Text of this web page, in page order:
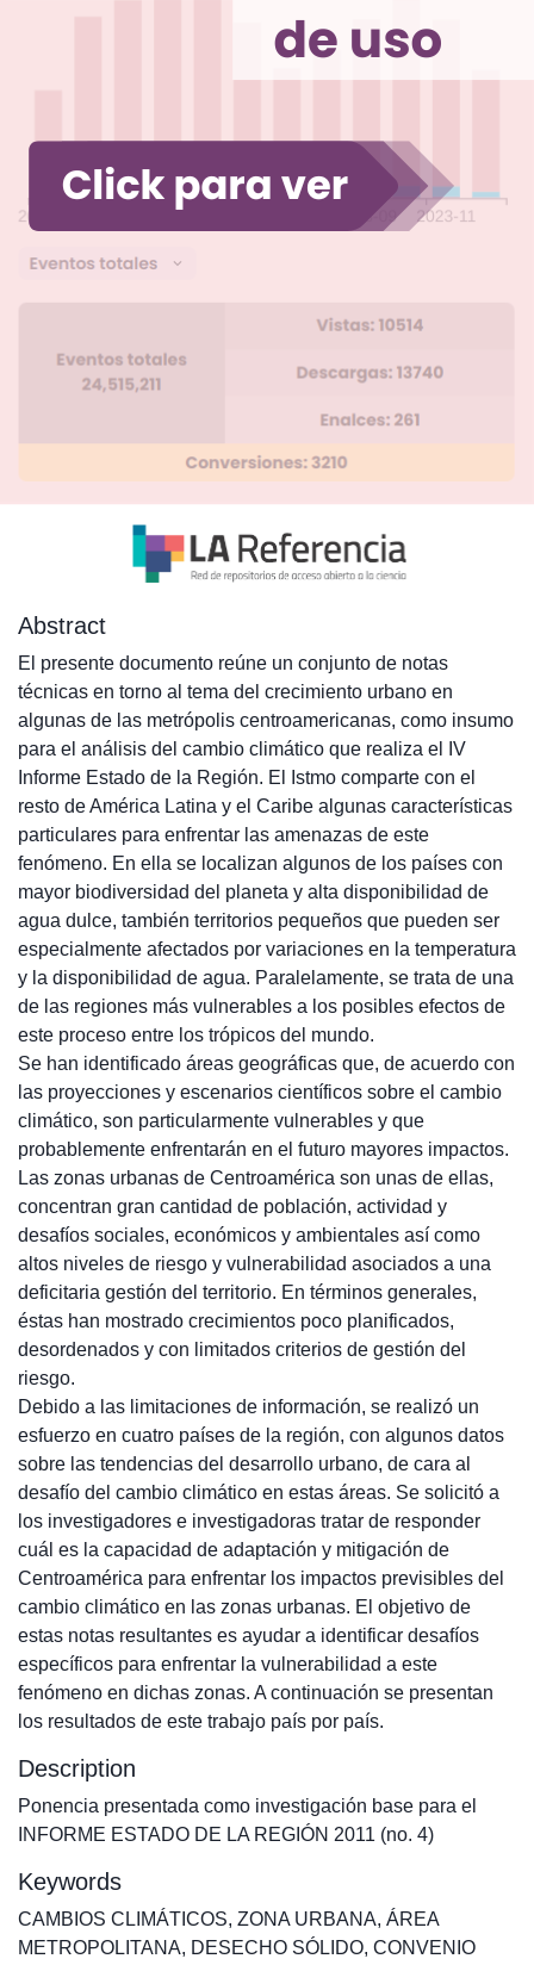
Abstract
El presente documento reúne un conjunto de notas
técnicas en torno al tema del crecimiento urbano en
algunas de las metrópolis centroamericanas, como insumo
para el análisis del cambio climático que realiza el IV
Informe Estado de la Región. El Istmo comparte con el
resto de América Latina y el Caribe algunas características
particulares para enfrentar las amenazas de este
fenómeno. En ella se localizan algunos de los países con
mayor biodiversidad del planeta y alta disponibilidad de
agua dulce, también territorios pequeños que pueden ser
especialmente afectados por variaciones en la temperatura
y la disponibilidad de agua. Paralelamente, se trata de una
de las regiones más vulnerables a los posibles efectos de
este proceso entre los trópicos del mundo.
Se han identificado áreas geográficas que, de acuerdo con
las proyecciones y escenarios científicos sobre el cambio
climático, son particularmente vulnerables y que
probablemente enfrentarán en el futuro mayores impactos.
Las zonas urbanas de Centroamérica son unas de ellas,
concentran gran cantidad de población, actividad y
desafíos sociales, económicos y ambientales así como
altos niveles de riesgo y vulnerabilidad asociados a una
deficitaria gestión del territorio. En términos generales,
éstas han mostrado crecimientos poco planificados,
desordenados y con limitados criterios de gestión del
riesgo.
Debido a las limitaciones de información, se realizó un
esfuerzo en cuatro países de la región, con algunos datos
sobre las tendencias del desarrollo urbano, de cara al
desafío del cambio climático en estas áreas. Se solicitó a
los investigadores e investigadoras tratar de responder
cuál es la capacidad de adaptación y mitigación de
Centroamérica para enfrentar los impactos previsibles del
cambio climático en las zonas urbanas. El objetivo de
estas notas resultantes es ayudar a identificar desafíos
específicos para enfrentar la vulnerabilidad a este
fenómeno en dichas zonas. A continuación se presentan
los resultados de este trabajo país por país.
Description
Ponencia presentada como investigación base para el
INFORME ESTADO DE LA REGIÓN 2011 (no. 4)
Keywords
CAMBIOS CLIMÁTICOS, ZONA URBANA, ÁREA
METROPOLITANA, DESECHO SÓLIDO, CONVENIO